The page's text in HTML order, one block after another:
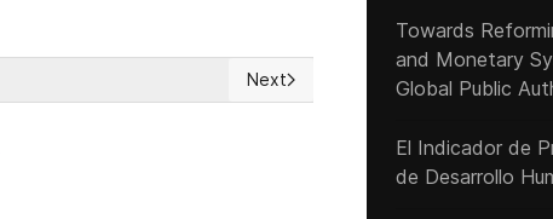
Next article: America's Worst
Next
Towards
and Monetary
Global Public
El Indicador de
de Desarrollo